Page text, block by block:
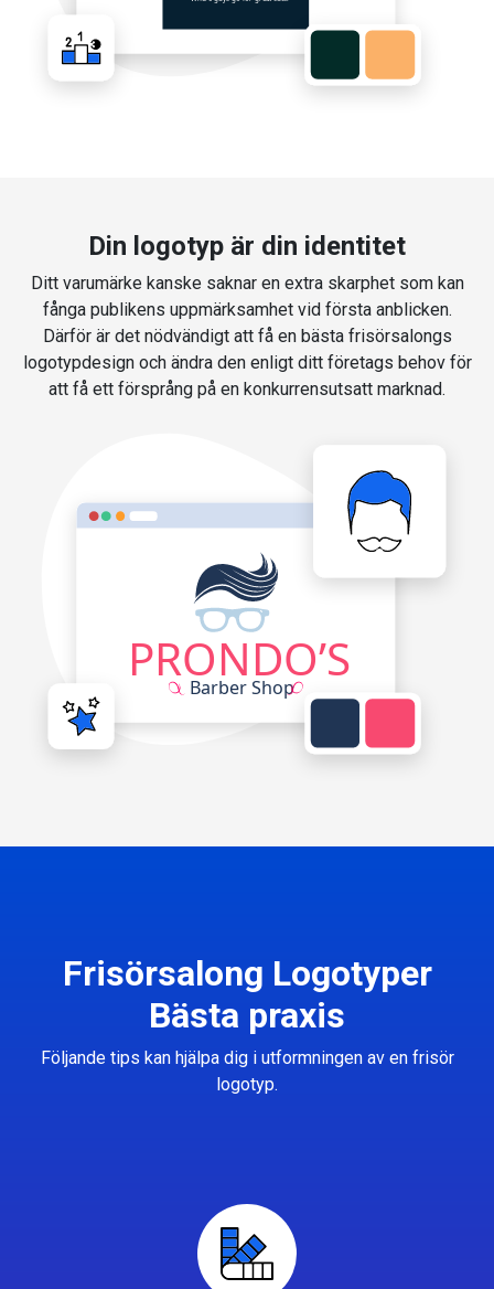
Din logotyp är din identitet
Ditt varumärke kanske saknar en extra skarphet som kan
fånga publikens uppmärksamhet vid första anblicken.
Därför är det nödvändigt att få en bästa frisörsalongs
logotypdesign och ändra den enligt ditt företags behov för
att få ett försprång på en konkurrensutsatt marknad.
Frisörsalong Logotyper
Bästa praxis
Följande tips kan hjälpa dig i utformningen av en frisör
logotyp.